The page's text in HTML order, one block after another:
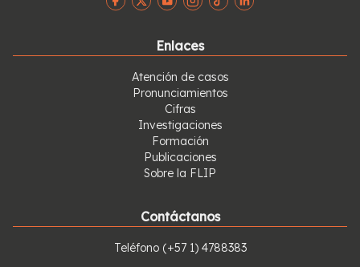
Enlaces
Atención de casos
Pronunciamientos
Cifras
Investigaciones
Formación
Publicaciones
Sobre la FLIP
Contáctanos
Teléfono (+57 1) 4788383